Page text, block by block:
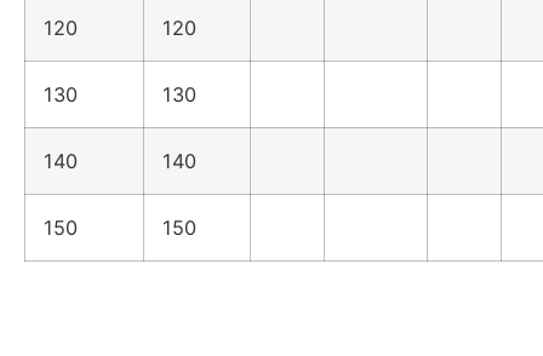
120 120
130 130
140 140
150 150